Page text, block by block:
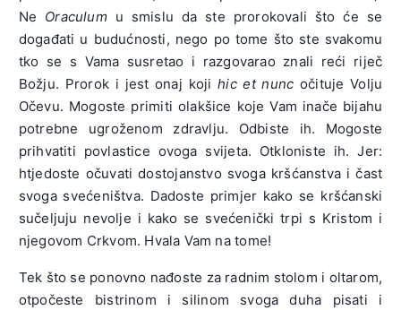
Ne Oraculum u smislu da ste prorokovali što će se
događati u budućnosti, nego po tome što ste svakomu
tko se s Vama susretao i razgovarao znali reći riječ
Božju. Prorok i jest onaj kojihic et nunc očituje Volju
Očevu. Mogoste primiti olakšice koje Vam inače bijahu
potrebne ugroženom zdravlju. Odbiste ih. Mogoste
prihvatiti povlasti­ce ovoga svijeta. Otkloniste ih. Jer:
htjedoste očuvati dostojanstvo svoga kršćanstva i čast
svoga svećeništva. Dadoste primjer kako se kršćanski
sučeljuju nevolje i kako se svećenički trpi s Kristom i
nje­govom Crkvom. Hvala Vam na tome!
Tek što se ponovno nađoste za radnim stolom i oltarom,
otpočeste bistrinom i silinom svoga duha pisati i